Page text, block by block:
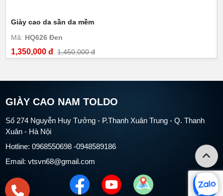
Giày cao da sần da mềm
Mã: HQ626 Đen
1,350,000 đ 1,450,000 đ
GIÀY CAO NAM TOLDO
Số 274 Nguyễn Huy Tưởng - P.Thanh Xuân Trung - Q. Thanh
Xuân - Hà Nội
Hotline: 0968550698 -0948589186
Email: vtsvn68@gmail.com